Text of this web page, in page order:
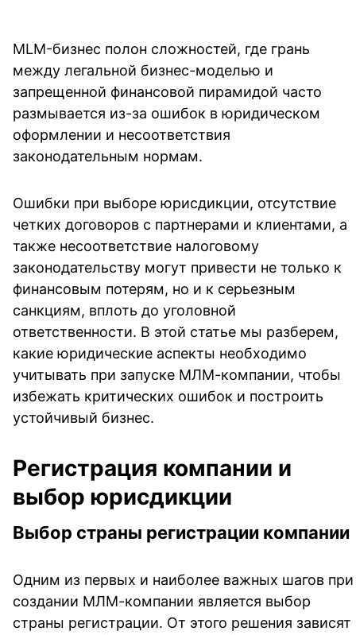
MLM-бизнес полон сложностей, где грань
между легальной бизнес-моделью и
запрещенной финансовой пирамидой часто
размывается из-за ошибок в юридическом
оформлении и несоответствия
законодательным нормам.
Ошибки при выборе юрисдикции, отсутствие
четких договоров с партнерами и клиентами, а
также несоответствие налоговому
законодательству могут привести не только к
финансовым потерям, но и к серьезным
санкциям, вплоть до уголовной
ответственности. В этой статье мы разберем,
какие юридические аспекты необходимо
учитывать при запуске МЛМ-компании, чтобы
избежать критических ошибок и построить
устойчивый бизнес.
Регистрация компании и
выбор юрисдикции
Выбор страны регистрации компании
Одним из первых и наиболее важных шагов при
создании МЛМ-компании является выбор
страны регистрации. От этого решения зависят